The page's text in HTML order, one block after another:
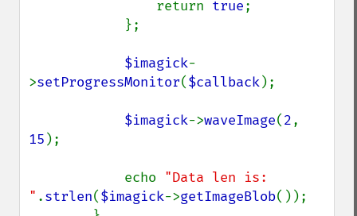
                return
true;
$imagick-
>setProgressMonitor($callback);
$imagick->waveImage(2
15 );
            echo
"Data len is:
" .strlen($imagick->getImageBlob());
getImageAlphaChannel
getImageBackgroundColor
getImageBlob
getImageBorderColor
getImageChannelDepth
getImageChannelDistortions
getImageChannelKurtosis
getImageChannelMean